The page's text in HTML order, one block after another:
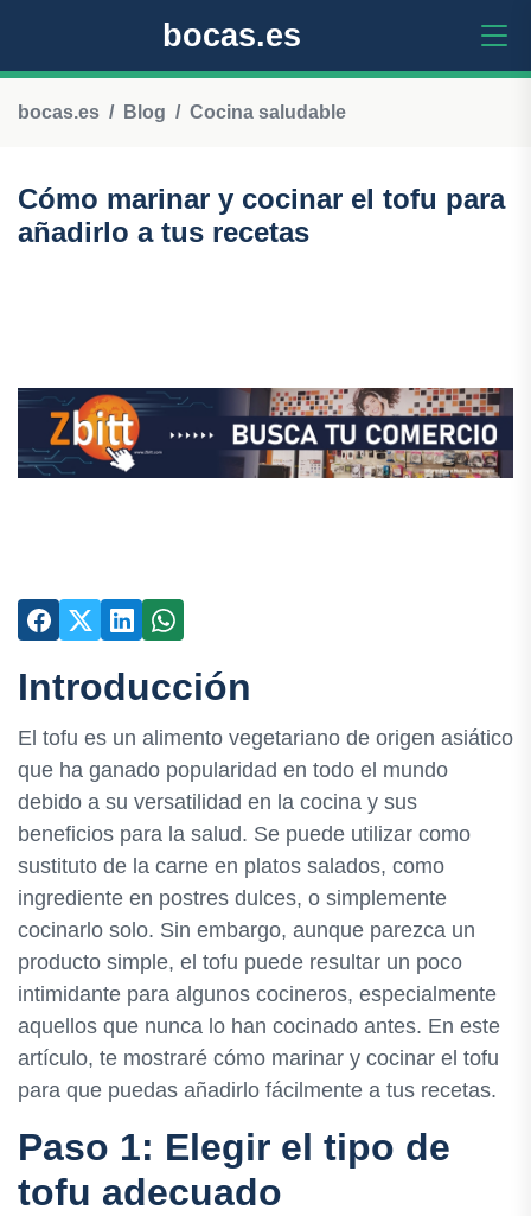
bocas.es
bocas.es Blog Cocina saludable
Cómo marinar y cocinar el tofu para
añadirlo a tus recetas
Introducción
El tofu es un alimento vegetariano de origen asiático
que ha ganado popularidad en todo el mundo
debido a su versatilidad en la cocina y sus
beneficios para la salud. Se puede utilizar como
sustituto de la carne en platos salados, como
ingrediente en postres dulces, o simplemente
cocinarlo solo. Sin embargo, aunque parezca un
producto simple, el tofu puede resultar un poco
intimidante para algunos cocineros, especialmente
aquellos que nunca lo han cocinado antes. En este
artículo, te mostraré cómo marinar y cocinar el tofu
para que puedas añadirlo fácilmente a tus recetas.
Paso 1: Elegir el tipo de
tofu adecuado